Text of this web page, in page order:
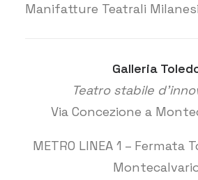
Manifatture Teatrali
Galleria
Teatro stabile
Via Concezione a
METRO LINEA 1 – Fermata